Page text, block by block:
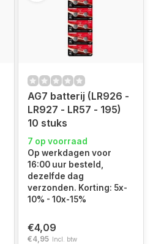
AG7 batterij (LR926 -
LR927 - LR57 - 195)
10 stuks
7 op voorraad
Op werkdagen voor
16:00 uur besteld,
dezelfde dag
verzonden. Korting: 5x-
10% - 10x-15%
€4,09
€4,95 Incl. btw